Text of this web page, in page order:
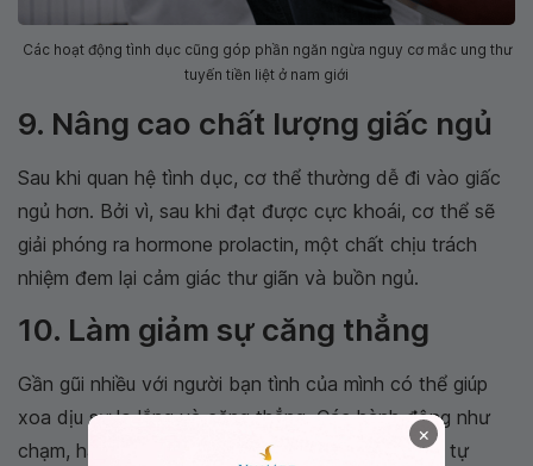
Các hoạt động tình dục cũng góp phần ngăn ngừa nguy cơ mắc ung thư
tuyến tiền liệt ở nam giới
9. Nâng cao chất lượng giấc ngủ
Sau khi quan hệ tình dục, cơ thể thường dễ đi vào giấc
ngủ hơn. Bởi vì, sau khi đạt được cực khoái, cơ thể sẽ
giải phóng ra hormone prolactin, một chất chịu trách
nhiệm đem lại cảm giác thư giãn và buồn ngủ.
10. Làm giảm sự căng thẳng
Gần gũi nhiều với người bạn tình của mình có thể giúp
xoa dịu sự lo lắng và căng thẳng. Các hành động như
chạm, hay ôm cũng có thể giải phóng ra hormon tự
×